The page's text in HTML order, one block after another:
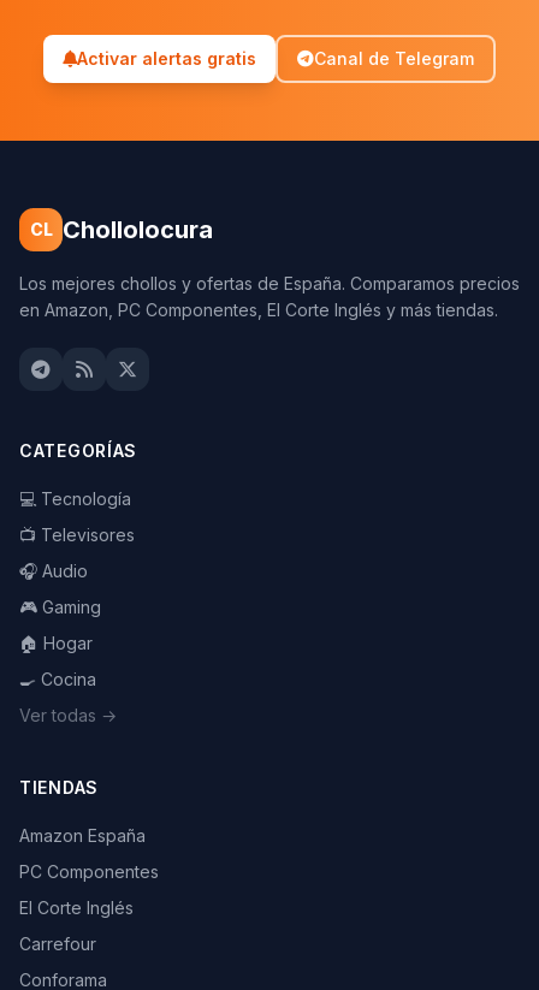
Activar alertas gratis Canal de Telegram
CL Chollolocura
Los mejores chollos y ofertas de España. Comparamos precios
en Amazon, PC Componentes, El Corte Inglés y más tiendas.
CATEGORÍAS
💻 Tecnología
📺 Televisores
🎧 Audio
🎮 Gaming
🏠 Hogar
🍳 Cocina
Ver todas →
TIENDAS
Amazon España
PC Componentes
El Corte Inglés
Carrefour
Conforama